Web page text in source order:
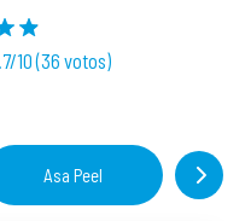
10 (36 votos)
Asa Peel